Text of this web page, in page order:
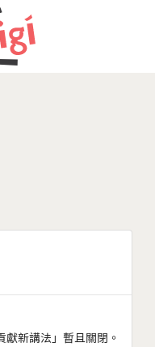
新講法」暫且關閉。